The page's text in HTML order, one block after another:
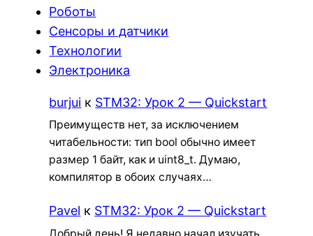
Роботы
Сенсоры и датчики
Технологии
Электроника
burjui к STM32: Урок 2 — Quickstart
Преимуществ нет, за исключением
читабельности: тип bool обычно имеет
размер 1 байт, как и uint8_t. Думаю,
компилятор в обоих случаях…
Pavel к STM32: Урок 2 — Quickstart